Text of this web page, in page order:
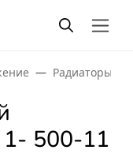
Радиаторы
500-11